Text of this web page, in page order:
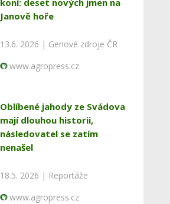
koní: deset nových jmen na
Janově hoře
13.6. 2026 | Genové zdroje ČR
www.agropress.cz
Oblíbené jahody ze Svádova
mají dlouhou historii,
následovatel se zatím
nenašel
18.5. 2026 | Reportáže
www.agropress.cz